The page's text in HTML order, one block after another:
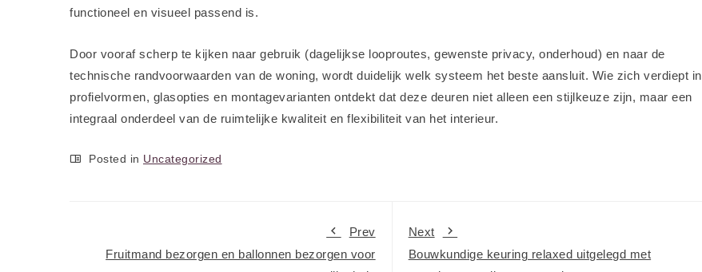
functioneel en visueel passend is.
Door vooraf scherp te kijken naar gebruik (dagelijkse looproutes, gewenste privacy, onderhoud) en naar de
technische randvoorwaarden van de woning, wordt duidelijk welk systeem het beste aansluit. Wie zich verdiept in
profielvormen, glasopties en montagevarianten ontdekt dat deze deuren niet alleen een stijlkeuze zijn, maar een
integraal onderdeel van de ruimtelijke kwaliteit en flexibiliteit van het interieur.
Posted in Uncategorized
Prev
Fruitmand bezorgen en ballonnen bezorgen voor
Next
Bouwkundige keuring relaxed uitgelegd met